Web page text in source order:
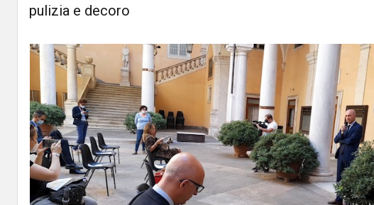
pulizia e decoro